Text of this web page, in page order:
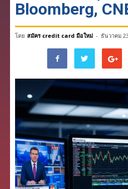
Bloomberg,
โดย สมัคร credit card มือใหม่ - ธันวาคม